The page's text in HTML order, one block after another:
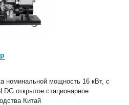
номинальной мощность 16 кВт, с
открытое стационарное
Китай